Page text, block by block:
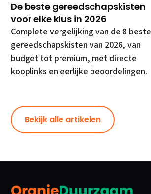
De beste gereedschapskisten
voor elke klus in 2026
Complete vergelijking van de 8 beste
gereedschapskisten van 2026, van
budget tot premium, met directe
kooplinks en eerlijke beoordelingen.
Bekijk alle artikelen